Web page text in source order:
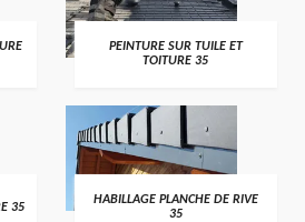
PEINTURE SUR TUILE ET
TOITURE 35
35
HABILLAGE PLANCHE DE RIVE
35